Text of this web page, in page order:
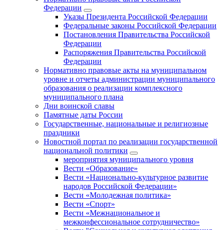
Федерации
Указы Президента Российской Федерации
Федеральные законы Российской Федерации
Постановления Правительства Российской
Федерации
Распоряжения Правительства Российской
Федерации
Нормативно правовые акты на муниципальном
уровне и отчеты администрации муниципального
образования о реализации комплексного
муниципального плана
Дни воинской славы
Памятные даты России
Государственные, национальные и религиозные
праздники
Новостной портал по реализации государственной
национальной политики
мероприятия муниципального уровня
Вести «Образование»
Вести «Национально-культурное развитие
народов Российской Федерации»
Вести «Молодежная политика»
Вести «Спорт»
Вести «Межнациональное и
межконфессиональное сотрудничество»